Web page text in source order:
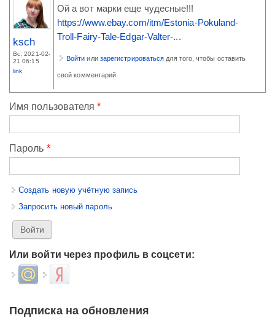
ksch
Вс, 2021-02-
21 06:15
link
Ой а вот марки еще чудесные!!!
https://www.ebay.com/itm/Estonia-Pokuland-
Troll-Fairy-Tale-Edgar-Valter-...
Войти или зарегистрироваться для того, чтобы оставить
свой комментарий.
Имя пользователя*
Пароль *
Создать новую учётную запись
Запросить новый пароль
Или войти через профиль в соцсети:
Login with Mail.ruLogin with Яндекс
Подписка на обновления